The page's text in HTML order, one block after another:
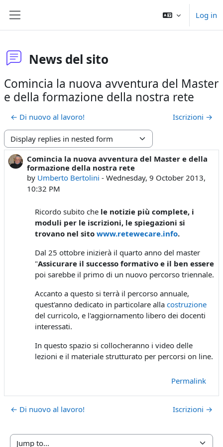
Log in
News del sito
Comincia la nuova avventura del Master
e della formazione della nostra rete
← Di nuovo al lavoro! Iscrizioni →
Display mode
Comincia la nuova avventura del Master e della
formazione della nostra rete
by Umberto Bertolini -Wednesday, 9 October 2013,
10:32 PM
Number of replies: 0
Ricordo subito che le notizie più complete, i
moduli per le iscrizioni, le spiegazioni si
trovano nel sito www.retewecare.info.
Dal 25 ottobre inizierà il quarto anno del master
"Assicurare il successo formativo e il ben essere
poi sarebbe il primo di un nuovo percorso triennale.
Accanto a questo si terrà il percorso annuale,
quest'anno dedicato in particolare alla costruzione
del curricolo, e l'aggiornamento libero dei docenti
interessati.
In questo spazio si collocheranno i video delle
lezioni e il materiale strutturato per percorsi on line.
Permalink
← Di nuovo al lavoro! Iscrizioni →